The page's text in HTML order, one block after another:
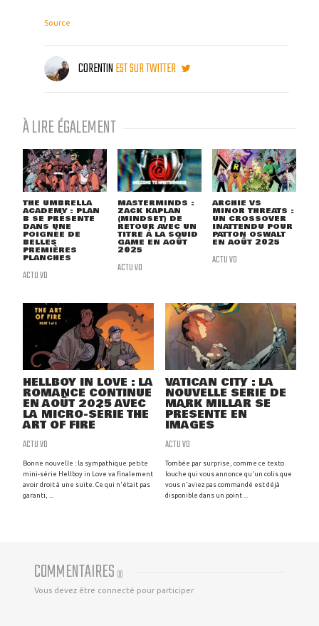
Source
CORENTINEST SUR TWITTER
À LIRE ÉGALEMENT
THE UMBRELLA
ACADEMY : PLAN
B SE PRÉSENTE
DANS UNE
POIGNÉE DE
BELLES
PREMIÈRES
PLANCHES
ACTU VO
MASTERMINDS :
ZACK KAPLAN
(MINDSET) DE
RETOUR AVEC UN
TITRE À LA SQUID
GAME EN AOÛT
2025
ACTU VO
ARCHIE VS
MINOR THREATS :
UN CROSSOVER
INATTENDU POUR
PATTON OSWALT
EN AOÛT 2025
ACTU VO
HELLBOY IN LOVE : LA
ROMANCE CONTINUE
EN AOÛT 2025 AVEC
LA MICRO-SÉRIE THE
ART OF FIRE
ACTU VO
Bonne nouvelle : la sympathique petite
mini-série Hellboy in Love va finalement
avoir droit à une suite. Ce qui n'était pas
garanti, ...
VATICAN CITY : LA
NOUVELLE SÉRIE DE
MARK MILLAR SE
PRÉSENTE EN
IMAGES
ACTU VO
Tombée par surprise, comme ce texto
louche qui vous annonce qu'un colis que
vous n'aviez pas commandé est déjà
disponible dans un point ...
COMMENTAIRES (0)
Vous devez être connecté pour participer